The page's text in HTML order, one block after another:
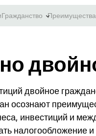
Гражданство Преимущества
двойное
осознают
инвестиций и
налогообложение